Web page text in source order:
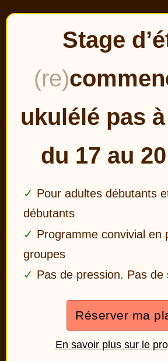
Stage
(re)
ukulélé pas
du 17 au
Pour adultes débutants
débutants
Programme convivial en
groupes
Pas de pression. Pas de
Réserver ma
En savoir plus sur le